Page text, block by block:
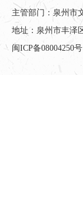
主管部门：泉州市
地址：泉州市丰泽
闽ICP备08004250号